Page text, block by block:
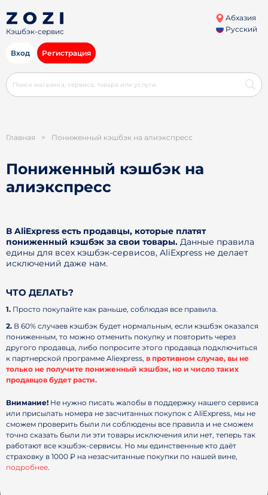
Кэшбэк-сервис
Абхазия
Русский
Вход Регистрация
Главная > Пониженный кэшбэк на алиэкспресс
Пониженный кэшбэк на
алиэкспресс
В AliExpress есть продавцы, которые платят
пониженный кэшбэк за свои товары. Данные правила
едины для всех кэшбэк-сервисов, AliExpress не делает
исключений даже нам.
ЧТО ДЕЛАТЬ?
1. Просто покупайте как раньше, соблюдая все правила.
2. В 60% случаев кэшбэк будет нормальным, если кэшбэк оказался
пониженным, то можно отменить покупку и повторить через
другого продавца, либо попросите этого продавца подключиться
к партнерской программе Aliexpress, в противном случае, вы не
только не получите пониженный кэшбэк, но и число таких
продавцов будет расти.
Внимание! Не нужно писать жалобы в поддержку нашего сервиса
или присылать номера не засчитанных покупок c AliExpress, мы не
сможем проверить были ли соблюдены все правила и не сможем
точно сказать были ли эти товары исключения или нет, теперь так
работают все кэшбэк-сервисы. Но мы единственные кто даёт
страховку в 1000 ₽ на незасчитанные покупки по нашей вине,
подробнее.